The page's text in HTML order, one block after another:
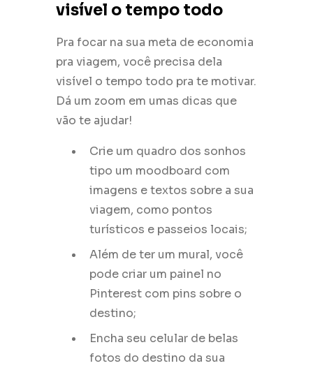
visível o tempo todo
Pra focar na sua meta de economia
pra viagem, você precisa dela
visível o tempo todo pra te motivar.
Dá um zoom em umas dicas que
vão te ajudar!
Crie um quadro dos sonhos
tipo um moodboard com
imagens e textos sobre a sua
viagem, como pontos
turísticos e passeios locais;
Além de ter um mural, você
pode criar um painel no
Pinterest com pins sobre o
destino;
Encha seu celular de belas
fotos do destino da sua